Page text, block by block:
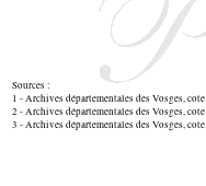
Sources :
1 - Archives départementales des Vosges,
2 - Archives départementales des Vosges,
3 - Archives départementales des Vosges,